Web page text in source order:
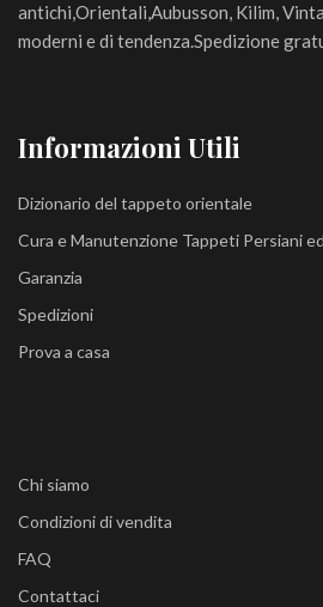
antichi,Orientali,Aubusson, Kilim,
moderni e di tendenza.Spedizione
Informazioni Utili
Dizionario del tappeto orientale
Cura e Manutenzione Tappeti Persiani
Garanzia
Spedizioni
Prova a casa
Chi siamo
Condizioni di vendita
FAQ
Contattaci